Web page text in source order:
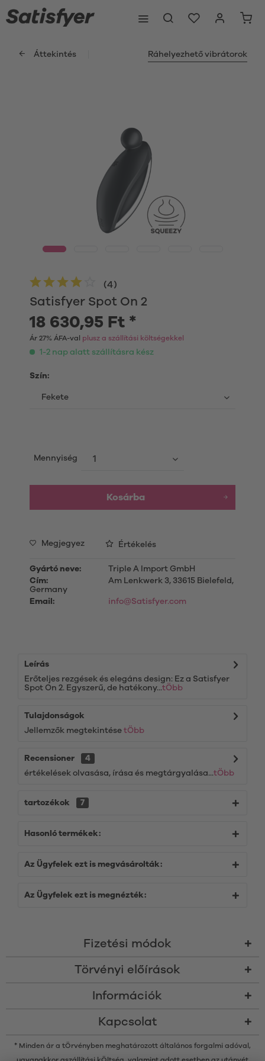
Áttekintés Ráhelyezhető vibrátorok
Satisfyer Spot On 2
(4)
18 630,95 Ft *
Ár 27% ÁFA-val plusz a szállítási költségekkel
1-2 nap alatt szállításra kész
Szín:
Mennyiség
Kosárba
Megjegyez Értékelés
Gyártó neve:
Triple A Import GmbH
Cím:
Am Lenkwerk 3, 33615 Bielefeld,
Germany
Email:
info@Satisfyer.com
Leírás
Erőteljes rezgések és elegáns design: Ez a Satisfyer
Spot On 2. Egyszerű, de hatékony...tÖbb
Tulajdonságok
Jellemzők megtekintése tÖbb
Recensioner
4
értékelések olvasása, írása és megtárgyalása...tÖbb
tartozékok 7
Hasonló termékek:
Az Ügyfelek ezt is megvásárolták:
Az Ügyfelek ezt is megnézték:
Fizetési módok
Törvényi előírások
Információk
Kapcsolat
* Minden ár a tÖrvényben meghatározott általános forgalmi adóval,